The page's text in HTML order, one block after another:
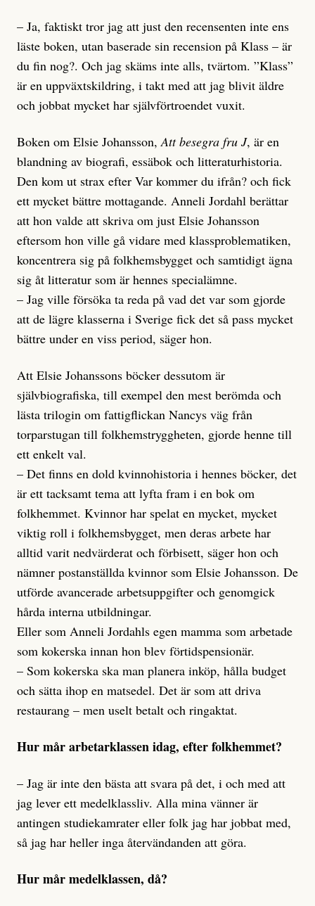
– Ja, faktiskt tror jag att just den recensenten inte ens
läste boken, utan baserade sin recension på Klass – är
du fin nog?. Och jag skäms inte alls, tvärtom. ”Klass”
är en uppväxtskildring, i takt med att jag blivit äldre
och jobbat mycket har självförtroendet vuxit.
Boken om Elsie Johansson,Att besegra fru J, är en
blandning av biografi, essäbok och litteraturhistoria.
Den kom ut strax efter Var kommer du ifrån? och fick
ett mycket bättre mottagande. Anneli Jordahl berättar
att hon valde att skriva om just Elsie Johansson
eftersom hon ville gå vidare med klassproblematiken,
koncentrera sig på folkhemsbygget och samtidigt ägna
sig åt litteratur som är hennes specialämne.
– Jag ville försöka ta reda på vad det var som gjorde
att de lägre klasserna i Sverige fick det så pass mycket
bättre under en viss period, säger hon.
Att Elsie Johanssons böcker dessutom är
självbiografiska, till exempel den mest berömda och
lästa trilogin om fattigflickan Nancys väg från
torparstugan till folkhemstryggheten, gjorde henne till
ett enkelt val.
– Det finns en dold kvinnohistoria i hennes böcker, det
är ett tacksamt tema att lyfta fram i en bok om
folkhemmet. Kvinnor har spelat en mycket, mycket
viktig roll i folkhemsbygget, men deras arbete har
alltid varit nedvärderat och förbisett, säger hon och
nämner postanställda kvinnor som Elsie Johansson. De
utförde avancerade arbetsuppgifter och genomgick
hårda interna utbildningar.
Eller som Anneli Jordahls egen mamma som arbetade
som kokerska innan hon blev förtidspensionär.
– Som kokerska ska man planera inköp, hålla budget
och sätta ihop en matsedel. Det är som att driva
restaurang – men uselt betalt och ringaktat.
Hur mår arbetarklassen idag, efter folkhemmet?
– Jag är inte den bästa att svara på det, i och med att
jag lever ett medelklassliv. Alla mina vänner är
antingen studiekamrater eller folk jag har jobbat med,
så jag har heller inga återvändanden att göra.
Hur mår medelklassen, då?